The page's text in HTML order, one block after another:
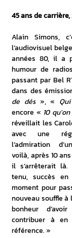
45 ans de
Alain Simons,
l’audiovisuel
années 80, il a
humour de
passant par Bel
dans des
de dés », «
encore « 10
réveillait les
avec une
l’admiration
voilà, après 10
il s’arrêterait là.
tenu, succès
moment pour
nouveau souffle
bonheur
contribuer à
référence. »